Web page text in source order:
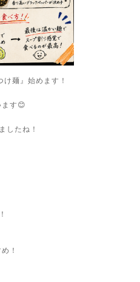
麺』始めます！
す😊
したね！
！